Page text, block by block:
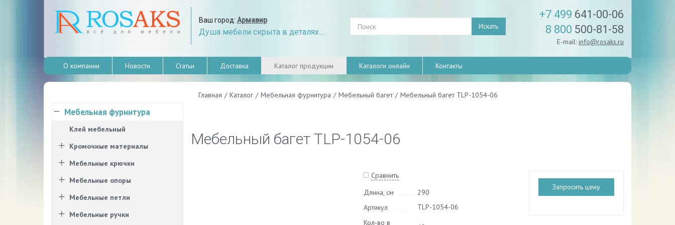
Ваш город: Армавир
Душа мебели скрыта в деталях....
Искать
+7 499 641-00-06
8 800 500-81-58
E-mail: info@rosaks.ru
О компании Новости Статьи Доставка Каталог продукции Каталоги онлайн Контакты
Главная / Каталог / Мебельная фурнитура / Мебельный багет / Мебельный багет TLP-1054-06
Мебельный багет TLP-1054-06
Сравнить
Длина, см
290
Артикул
TLP-1054-06
Кол-во в
Запросить цену
Мебельная фурнитура
Клей мебельный
Кромочные материалы
Мебельные крючки
Мебельные опоры
Мебельные петли
Мебельные ручки